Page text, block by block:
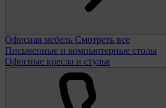
Офисная мебель Смотреть все
Письменные и компьютерные столы
Офисные кресла и стулья